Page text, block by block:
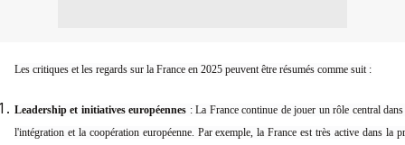
Les critiques et les regards sur la France en 2025 peuvent être résumés comme suit :
Leadership et initiatives européennes : La France continue de jouer un rôle central
l'intégration et la coopération européenne. Par exemple, la France est très active dans la